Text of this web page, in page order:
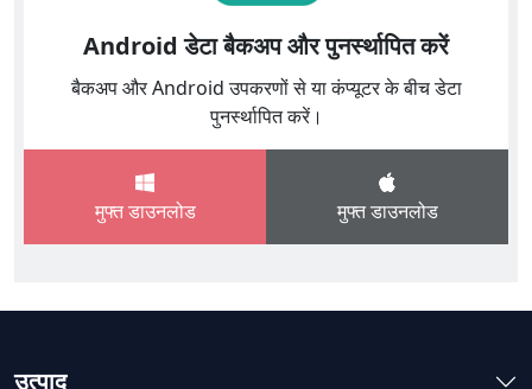
Android डेटा बैकअप और पुनर्स्थापित करें
बैकअप और Android उपकरणों से या कंप्यूटर के बीच डेटा
पुनर्स्थापित करें।
मुफ्त डाउनलोड मुफ्त डाउनलोड
उत्पाद